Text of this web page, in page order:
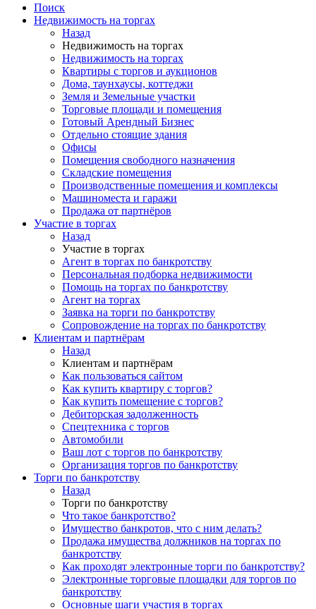
Поиск
Недвижимость на торгах
Назад
Недвижимость на торгах
Недвижимость на торгах
Квартиры с торгов и аукционов
Дома, таунхаусы, коттеджи
Земля и Земельные участки
Торговые площади и помещения
Готовый Арендный Бизнес
Отдельно стоящие здания
Офисы
Помещения свободного назначения
Складские помещения
Производственные помещения и комплексы
Машиноместа и гаражи
Продажа от партнёров
Участие в торгах
Назад
Участие в торгах
Агент в торгах по банкротству
Персональная подборка недвижимости
Помощь на торгах по банкротству
Агент на торгах
Заявка на торги по банкротству
Сопровождение на торгах по банкротству
Клиентам и партнёрам
Назад
Клиентам и партнёрам
Как пользоваться сайтом
Как купить квартиру с торгов?
Как купить помещение с торгов?
Дебиторская задолженность
Спецтехника с торгов
Автомобили
Ваш лот с торгов по банкротству
Организация торгов по банкротству
Торги по банкротству
Назад
Торги по банкротству
Что такое банкротство?
Имущество банкротов, что с ним делать?
Продажа имущества должников на торгах по
банкротству
Как проходят электронные торги по банкротству?
Электронные торговые площадки для торгов по
банкротству
Основные шаги участия в торгах